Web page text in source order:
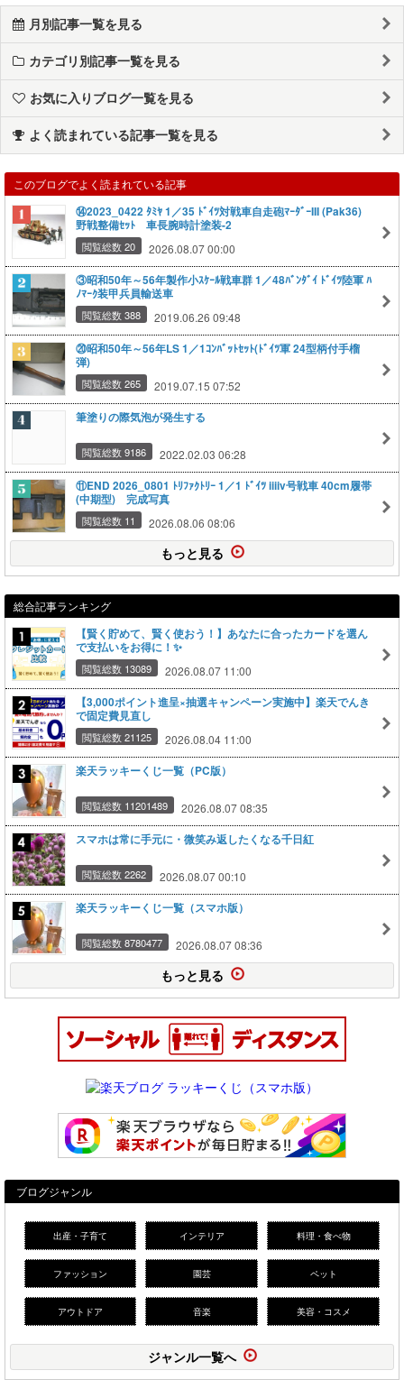
月別記事一覧を見る
カテゴリ別記事一覧を見る
お気に入りブログ一覧を見る
よく読まれている記事一覧を見る
このブログでよく読まれている記事
⑭2023_0422 ﾀﾐﾔ 1／35 ﾄﾞｲﾂ対戦車自走砲ﾏｰﾀﾞｰIII (Pak36)
野戦整備ｾｯﾄ 車長腕時計塗装-2
閲覧総数 20 2026.08.07 00:00
③昭和50年～56年製作小ｽｹｰﾙ戦車群 1／48ﾊﾞﾝﾀﾞｲ ﾄﾞｲﾂ陸軍 ﾊ
ﾉﾏｰｸ装甲兵員輸送車
閲覧総数 388 2019.06.26 09:48
⑳昭和50年～56年LS 1／1ｺﾝﾊﾞｯﾄｾｯﾄ(ﾄﾞｲﾂ軍 24型柄付手榴
弾)
閲覧総数 265 2019.07.15 07:52
筆塗りの際気泡が発生する
閲覧総数 9186 2022.02.03 06:28
⑪END 2026_0801 ﾄﾘﾌｧｸﾄﾘｰ 1／1 ﾄﾞｲﾂ iiiiv号戦車 40cm履帯
(中期型) 完成写真
閲覧総数 11 2026.08.06 08:06
もっと見る
総合記事ランキング
【賢く貯めて、賢く使おう！】あなたに合ったカードを選ん
で支払いをお得に！✨
閲覧総数 13089 2026.08.07 11:00
【3,000ポイント進呈×抽選キャンペーン実施中】楽天でんき
で固定費見直し
閲覧総数 21125 2026.08.04 11:00
楽天ラッキーくじ一覧（PC版）
閲覧総数 11201489 2026.08.07 08:35
スマホは常に手元に・微笑み返したくなる千日紅
閲覧総数 2262 2026.08.07 00:10
楽天ラッキーくじ一覧（スマホ版）
閲覧総数 8780477 2026.08.07 08:36
もっと見る
ブログジャンル
出産・子育て インテリア 料理・食べ物
ファッション 園芸 ペット
アウトドア 音楽 美容・コスメ
ジャンル一覧へ